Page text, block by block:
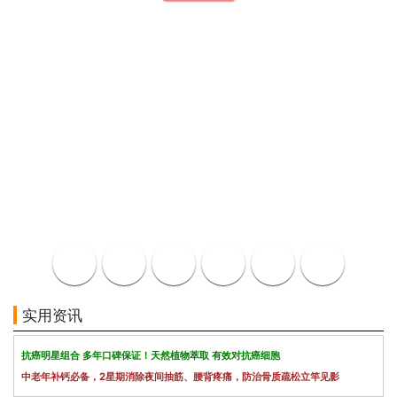
实用资讯
抗癌明星组合 多年口碑保证！天然植物萃取 有效对抗癌细胞
中老年补钙必备，2星期消除夜间抽筋、腰背疼痛，防治骨质疏松立竿见影